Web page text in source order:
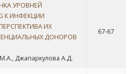
УРОВНЕЙ
К ИНФЕКЦИИ
ПЕРСПЕКТИВА ИХ
ДОНОРОВ
Джапаркулова А.Д.
67-67